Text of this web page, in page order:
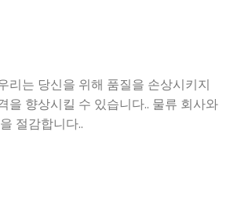
리는 당신을 위해 품질을 손상시키지
을 향상시킬 수 있습니다.. 물류 회사와
절감합니다..